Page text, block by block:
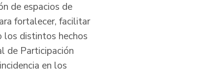
de espacios de
fortalecer, facilitar
los distintos hechos
de Participación
en los